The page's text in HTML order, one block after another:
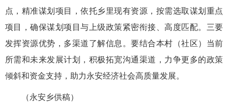
点，精准谋划项目，依托乡里现有资源，按需选取谋划重点
项目，确保谋划项目与上级政策紧密衔接、高度匹配。三要
发挥资源优势，多渠道了解信息。要结合本村（社区）当前
所需和未来发展计划，积极拓宽沟通渠道，力争更多的政策
倾斜和资金支持，助力永安经济社会高质量发展。
（永安乡供稿）